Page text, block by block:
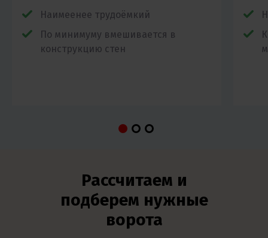
Наимеенее трудоёмкий
По минимуму вмешивается в
конструкцию стен
Рассчитаем и
подберем нужные
ворота